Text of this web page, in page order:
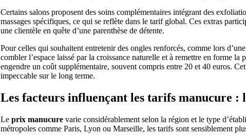
Certains salons proposent des soins complémentaires intégrant des
massages spécifiques, ce qui se reflète dans le tarif global. Ces extras
une clientèle en quête d’une parenthèse de détente.
Pour celles qui souhaitent entretenir des ongles renforcés, comme lors
combler l’espace laissé par la croissance naturelle et à remettre en forme la
engendre un coût supplémentaire, souvent compris entre 20 et 40 euros.
impeccable sur le long terme.
Les facteurs influençant les tarifs manucure :
Le prix manucure varie considérablement selon la région et le type
métropoles comme Paris, Lyon ou Marseille, les tarifs sont sensiblement